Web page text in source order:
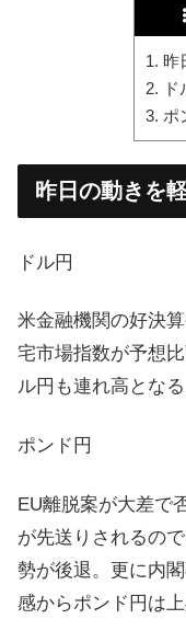
昨
ド
ポ
昨日の動きを
ドル円
米金融機関の好決
宅市場指数が予想
ル円も連れ高となる
ポンド円
EU離脱案が大差で
が先送りされるの
勢が後退。更に内
感からポンド円は上